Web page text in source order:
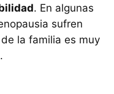
. En algunas
sufren
la familia es muy